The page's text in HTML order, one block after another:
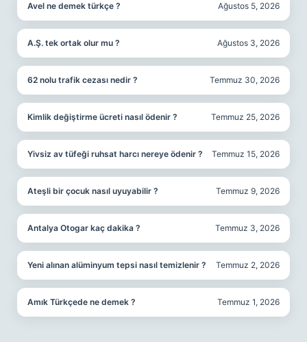
Avel ne demek türkçe ? Ağustos 5, 2026
A.Ş. tek ortak olur mu ? Ağustos 3, 2026
62 nolu trafik cezası nedir ? Temmuz 30, 2026
Kimlik değiştirme ücreti nasıl ödenir ? Temmuz 25, 2026
Yivsiz av tüfeği ruhsat harcı nereye ödenir ? Temmuz 15, 2026
Ateşli bir çocuk nasıl uyuyabilir ? Temmuz 9, 2026
Antalya Otogar kaç dakika ? Temmuz 3, 2026
Yeni alınan alüminyum tepsi nasıl temizlenir ? Temmuz 2, 2026
Amık Türkçede ne demek ? Temmuz 1, 2026